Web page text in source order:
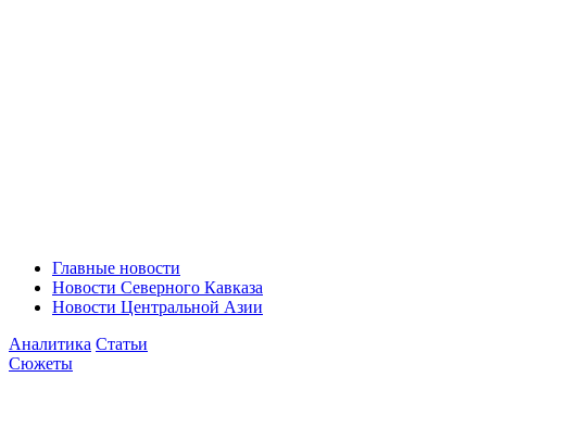
Главные новости
Новости Северного Кавказа
Новости Центральной Азии
Аналитика Статьи
Сюжеты